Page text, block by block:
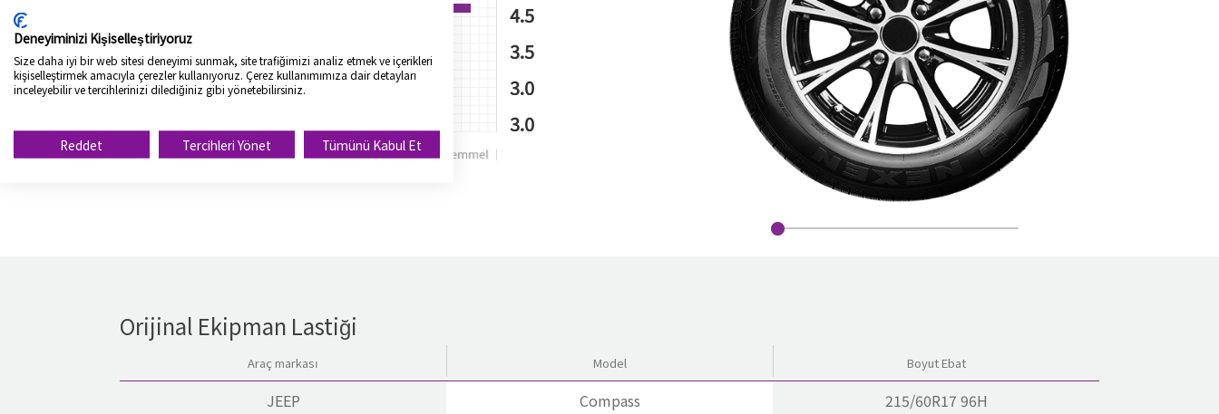
4.5
Yuvarlanma Direnci 3.5
Konfor / Gürültü 3.0
3.0
Orijinal Ekipman Lastiği
Araç markası Model Boyut Ebat
JEEP Compass 215/60R17 96H
Deneyiminizi Kişiselleştiriyoruz
Size daha iyi bir web sitesi deneyimi sunmak, site trafiğimizi analiz etmek ve içerikleri
kişiselleştirmek amacıyla çerezler kullanıyoruz. Çerez kullanımımıza dair detayları
inceleyebilir ve tercihlerinizi dilediğiniz gibi yönetebilirsiniz.
Reddet Tercihleri Yönet Tümünü Kabul Et